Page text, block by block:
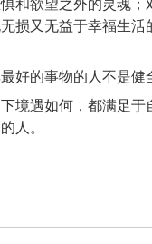
损又无益于幸福生
好的事物的人不是健
境遇如何，都满足
人。